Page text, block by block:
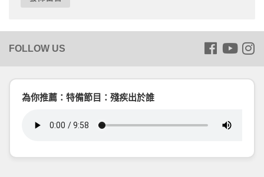
為你推薦：特備節目：殘疾出於誰